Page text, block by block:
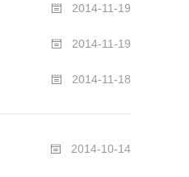
2014-11-19
2014-11-19
2014-11-18
2014-10-14